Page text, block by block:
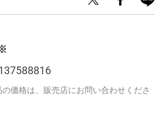
価格は、販売店にお問い合わせくださ